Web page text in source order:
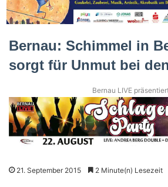
Bernau: Schimmel in
sorgt für Unmut bei
Bernau LIVE
21. September 2015 2 Minute(n) Lesezeit